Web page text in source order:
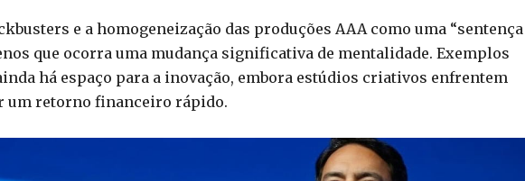
e a homogeneização das produções AAA como uma “sentença
que ocorra uma mudança significativa de mentalidade. Exemplos
há espaço para a inovação, embora estúdios criativos enfrentem
um retorno financeiro rápido.